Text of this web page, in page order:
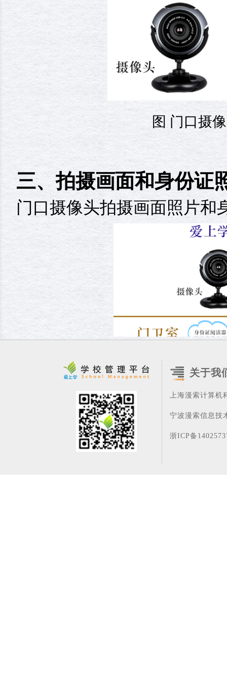
关于我
上海漫索计算机
宁波漫索信息技
浙ICP备